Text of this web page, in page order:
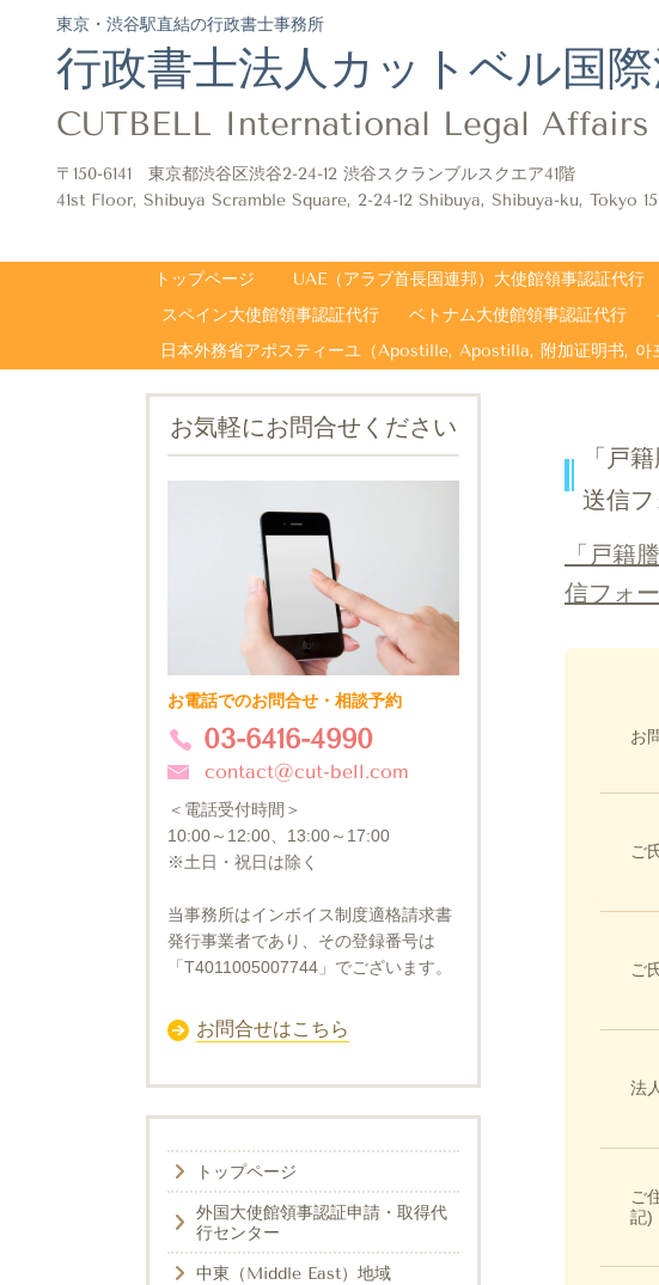
東京・渋谷駅直結の行政書士事務所
行政書士法人カットベル国
CUTBELL International Legal
〒150-6141 東京都渋谷区渋谷2-24-12 渋谷スクランブルスクエア41階
41st Floor, Shibuya Scramble Square, 2-24-12 Shibuya, Shibuya-ku, Tokyo
トップページ UAE（アラブ首長国連邦）大使館領事認証代行
スペイン大使館領事認証代行
ベトナム大使館領事認証代行
「戸
送信
「戸籍
信フォ
お
ご
ご
法
ご
記)
お気軽にお問合せください
お電話でのお問合せ・相談予約
03-6416-4990
contact@cut-bell.com
＜電話受付時間＞
10:00～12:00、13:00～17:00
※土日・祝日は除く
当事務所はインボイス制度適格請求書
発行事業者であり、その登録番号は
「T4011005007744」でございます。
お問合せはこちら
トップページ
外国大使館領事認証申請・取得代
行センター
中東（Middle East）地域